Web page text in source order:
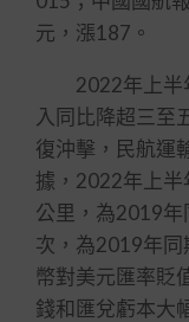
元，漲187。
2022年上半年
入同比降超三至
復沖擊，民航運
據，2022年上
公里，為2019
次，為2019年
幣對美元匯率貶
錢和匯兌虧本大